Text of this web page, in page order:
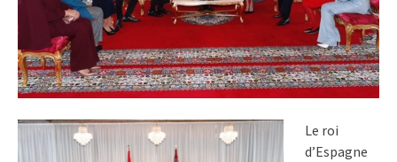
Le roi
d’Espagne